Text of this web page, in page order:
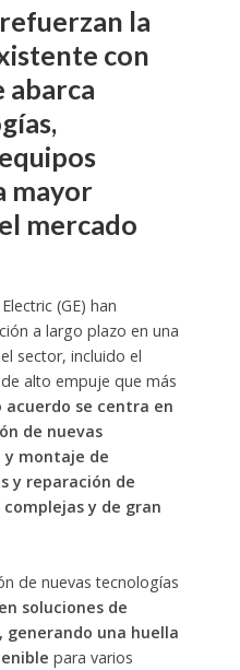
la
con
abarca
mayor
mercado
(GE) han
a largo plazo en una
sector, incluido el
alto empuje que más
acuerdo se centra en
de nuevas
y montaje de
y reparación de
y de gran
de nuevas tecnologías
soluciones de
generando una huella
para varios